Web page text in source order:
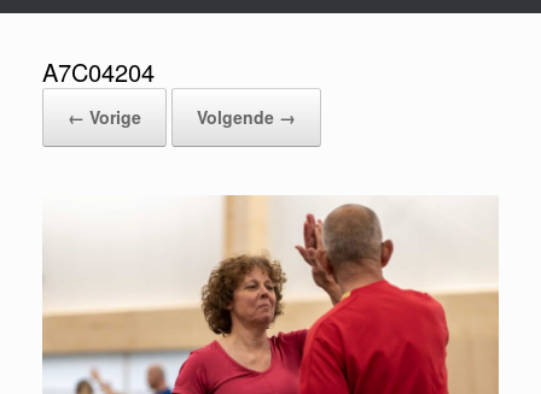
A7C04204
← Vorige Volgende →